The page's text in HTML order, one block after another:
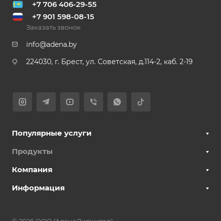
+7 706 406-29-55
+7 901 598-08-15
Заказать звонок
info@adena.by
224030, г. Брест, ул. Советская, д.114-2, каб. 2-19
Популярные услуги
Продукты
Компания
Информация